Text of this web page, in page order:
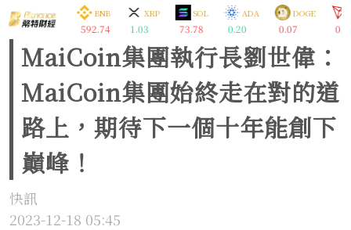
MaiCoin集團執行長劉世偉：
MaiCoin集團始終走在對的道
路上，期待下一個十年能創下
巔峰！
快訊
2023-12-18 05:45
ETH
1914.67
BNB
592.74
XRP
1.03
SOL
73.78
ADA
0.20
DOGE
0.07 0.33